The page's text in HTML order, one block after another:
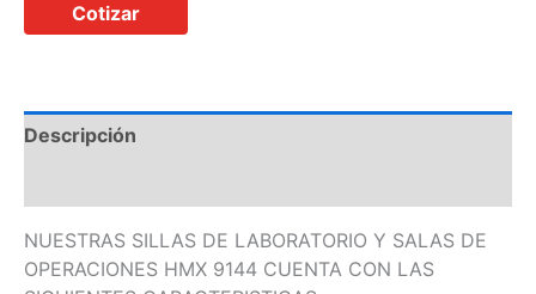
Cotizar
Descripción
NUESTRAS SILLAS DE LABORATORIO Y SALAS DE
OPERACIONES HMX 9144 CUENTA CON LAS